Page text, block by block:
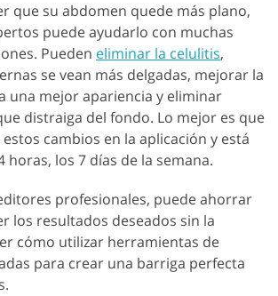
que su abdomen quede más plano,
puede ayudarlo con muchas
Pueden eliminar la celulitis,
se vean más delgadas, mejorar la
una mejor apariencia y eliminar
distraiga del fondo. Lo mejor es que
cambios en la aplicación y está
horas, los 7 días de la semana.
profesionales, puede ahorrar
los resultados deseados sin la
cómo utilizar herramientas de
para crear una barriga perfecta